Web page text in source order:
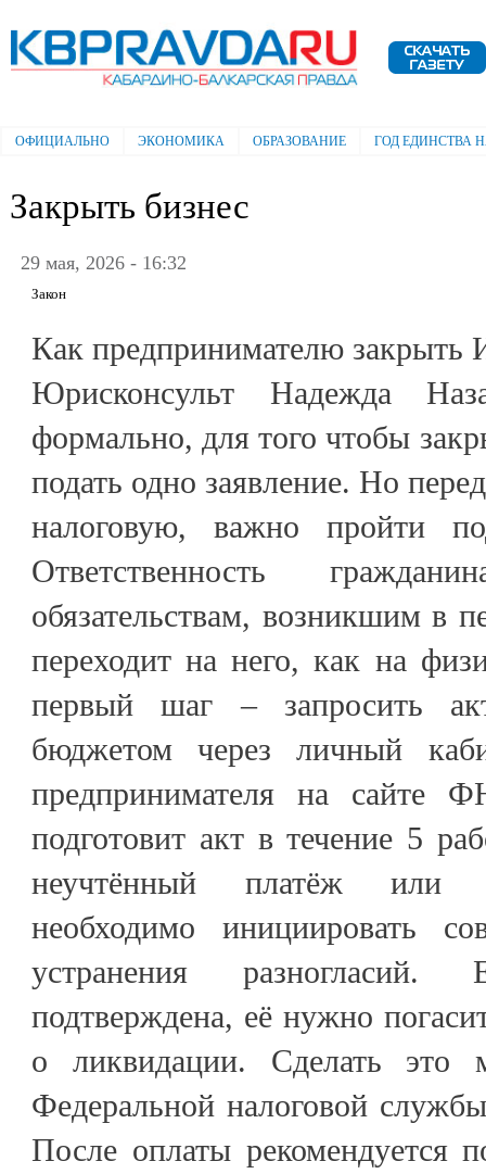
Электронная газета "Кабардино-
Балкарская правда"
Главное меню
ОФИЦИАЛЬНО ЭКОНОМИКА ОБРАЗОВАНИЕ ГОД ЕДИНСТВА
Закрыть бизнес
29 мая, 2026 - 16:32
Закон
Как предпринимателю закрыть
Юрисконсульт Надежда
формально, для того чтобы
подать одно заявление. Но
налоговую, важно пройти
Ответственность
обязательствам, возникшим в
переходит на него, как на
первый шаг – запросить
бюджетом через личный
предпринимателя на сайте
подготовит акт в течение 5
неучтённый платёж или
необходимо инициировать
устранения разногласий.
подтверждена, её нужно
о ликвидации. Сделать это
Федеральной налоговой
После оплаты рекомендуется